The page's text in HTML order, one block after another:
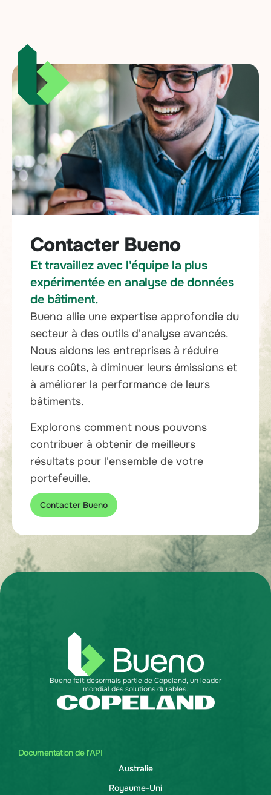
Contacter Bueno
Et travaillez avec l'équipe la plus
expérimentée en analyse de données
de bâtiment.
Bueno allie une expertise approfondie du
secteur à des outils d'analyse avancés.
Nous aidons les entreprises à réduire
leurs coûts, à diminuer leurs émissions et
à améliorer la performance de leurs
bâtiments.
Explorons comment nous pouvons
contribuer à obtenir de meilleurs
résultats pour l'ensemble de votre
portefeuille.
Contacter Bueno
Documentation de l'API
Australie
Royaume-Uni
Bueno fait désormais partie de Copeland, un leader
mondial des solutions durables.